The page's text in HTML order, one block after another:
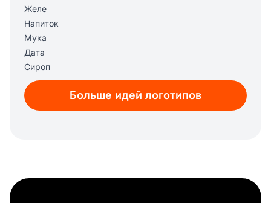
Желе
Напиток
Мука
Дата
Сироп
Мята
Мартини
Зерно
Больше идей логотипов